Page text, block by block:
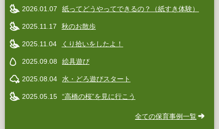
2026.01.07 紙ってどうやってできるの？（紙すき体験）
2025.11.17 秋のお散歩
2025.11.04 くり拾いをしたよ！
2025.09.08 絵具遊び
2025.08.04 水・どろ遊びスタート
2025.05.15 “高橋の桜”を見に行こう
全ての保育事例一覧